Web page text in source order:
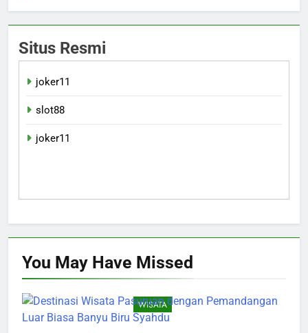
Situs Resmi
joker11
slot88
joker11
You May Have Missed
WISATA